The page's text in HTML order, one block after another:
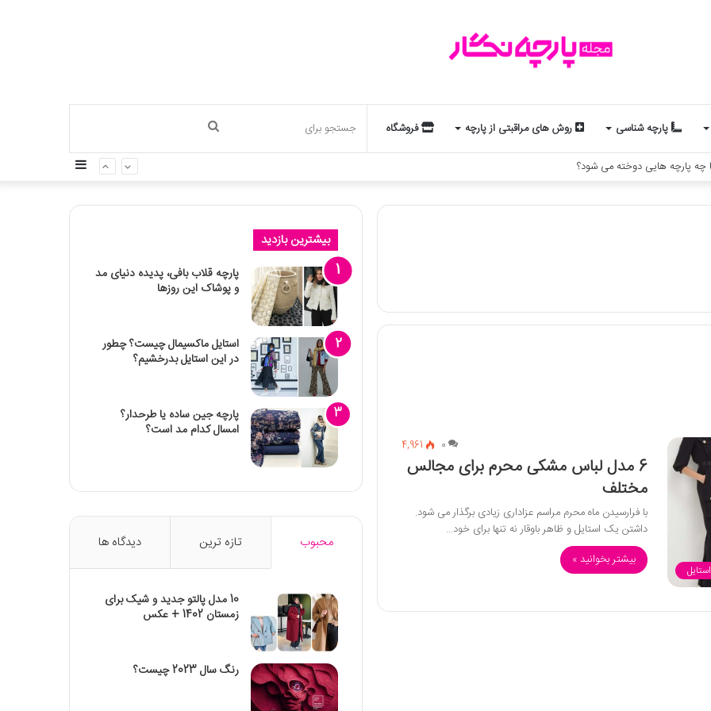
پارچه شناسی روش های مراقبتی از پارچه فروشگاه
چه پارچه هایی دوخته می شود؟
استایل
0
4,961
6 مدل لباس مشکی محرم برای مجالس
مختلف
با فرارسیدن ماه محرم مراسم عزاداری زیادی برگذار می شود.
داشتن یک استایل و ظاهر باوقار نه تنها برای خود…
بیشتر بخوانید »
بیشترین بازدید
پارچه قلاب بافی، پدیده دنیای مد
و پوشاک این روزها
استایل ماکسیمال چیست؟ چطور
در این استایل بدرخشیم؟
پارچه جین ساده یا طرحدار؟
امسال کدام مد است؟
محبوب تازه ترین دیدگاه ها
10 مدل پالتو جدید و شیک برای
زمستان 1402 + عکس
رنگ سال 2023 چیست؟